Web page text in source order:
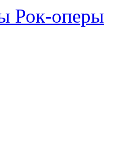
Рок-оперы